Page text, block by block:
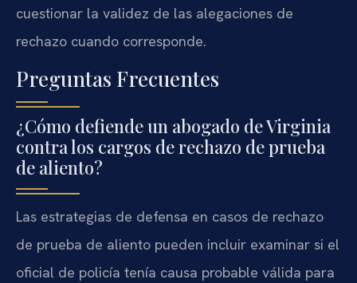
cuestionar la validez de las alegaciones de
rechazo cuando corresponde.
Preguntas Frecuentes
¿Cómo defiende un abogado de Virginia
contra los cargos de rechazo de prueba
de aliento?
Las estrategias de defensa en casos de rechazo
de prueba de aliento pueden incluir examinar si el
oficial de policía tenía causa probable válida para